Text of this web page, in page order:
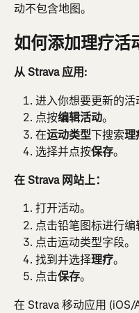
动不包含地图。
如何添加理疗活
从 Strava 应用:
进入你想要更新的活
点按编辑活动。
在运动类型下搜索理
选择并点按保存。
在 Strava 网站上：
打开活动。
点击铅笔图标进行编
点击运动类型字段。
找到并选择理疗。
点击保存。
在 Strava 移动应用